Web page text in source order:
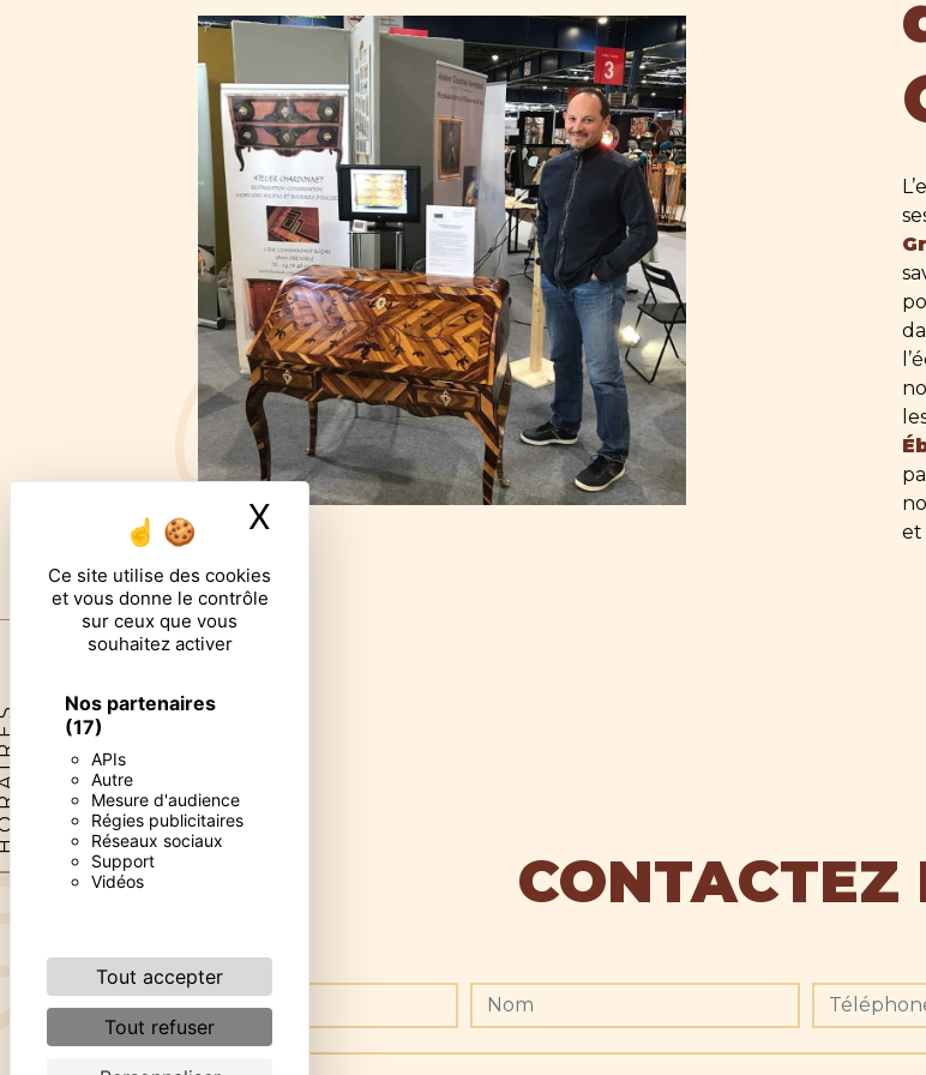
Ce site utilise des cookies
et vous donne le contrôle
sur ceux que vous
souhaitez activer
Nos partenaires
(17)
APIs
Autre
Mesure d'audience
Régies publicitaires
Réseaux sociaux
Support
Vidéos
Tout accepter
Tout refuser
X Masquer le bandeau des cookies
et
CONTACTEZ